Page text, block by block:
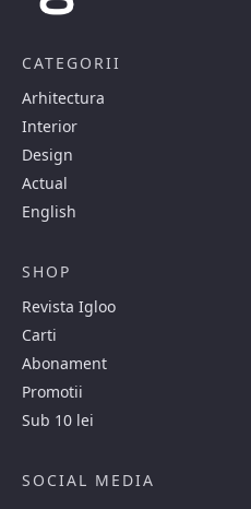
CATEGORII
Arhitectura
Interior
Design
Actual
English
SHOP
Revista Igloo
Carti
Abonament
Promotii
Sub 10 lei
SOCIAL MEDIA